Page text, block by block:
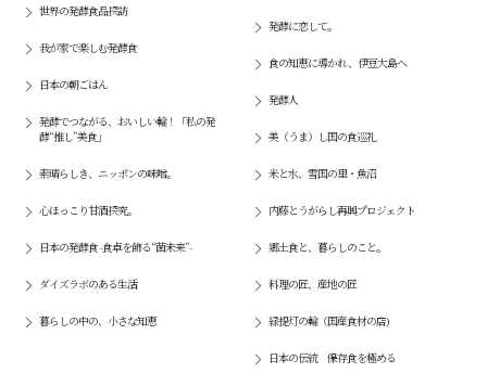
世界の発酵食品探訪
我が家で楽しむ発酵食
日本の朝ごはん
発酵でつながる、おいしい輪！「私の発
酵“推し”美食」
素晴らしき、ニッポンの味噌。
心ほっこり甘酒探究。
日本の発酵食 -食卓を飾る“菌未来”-
ダイズラボのある生活
暮らしの中の、小さな知恵
発酵に恋して。
食の知恵に導かれ、伊豆大島へ
発酵人
美（うま）し国の食巡礼
米と水、雪国の里・魚沼
内藤とうがらし再興プロジェクト
郷土食と、暮らしのこと。
料理の匠、産地の匠
緑提灯の輪（国産食材の店)
日本の伝統 保存食を極める